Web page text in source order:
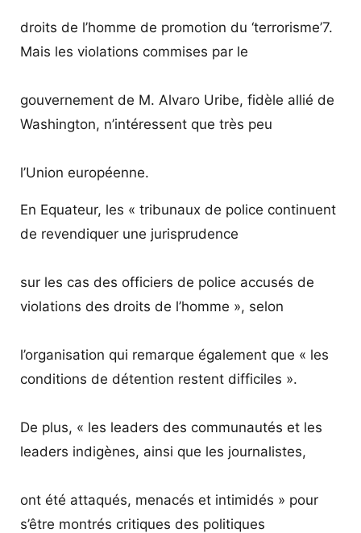
droits de l’homme de promotion du ‘terrorisme’7.
Mais les violations commises par le
gouvernement de M. Alvaro Uribe, fidèle allié de
Washington, n’intéressent que très peu
l’Union européenne.
En Equateur, les « tribunaux de police continuent
de revendiquer une jurisprudence
sur les cas des officiers de police accusés de
violations des droits de l’homme », selon
l’organisation qui remarque également que « les
conditions de détention restent difficiles ».
De plus, « les leaders des communautés et les
leaders indigènes, ainsi que les journalistes,
ont été attaqués, menacés et intimidés » pour
s’être montrés critiques des politiques